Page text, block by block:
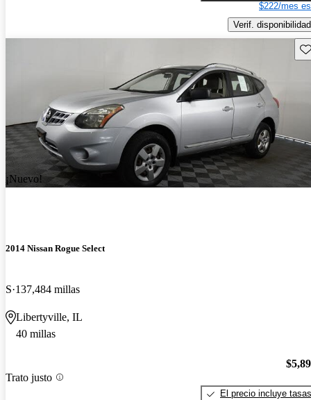
$222/mes
Verif. disponibilidad
¡Nuevo!
2014 Nissan Rogue Select
S 137,484 millas
Libertyville, IL
40 millas
Trato justo
El precio incluye tasas